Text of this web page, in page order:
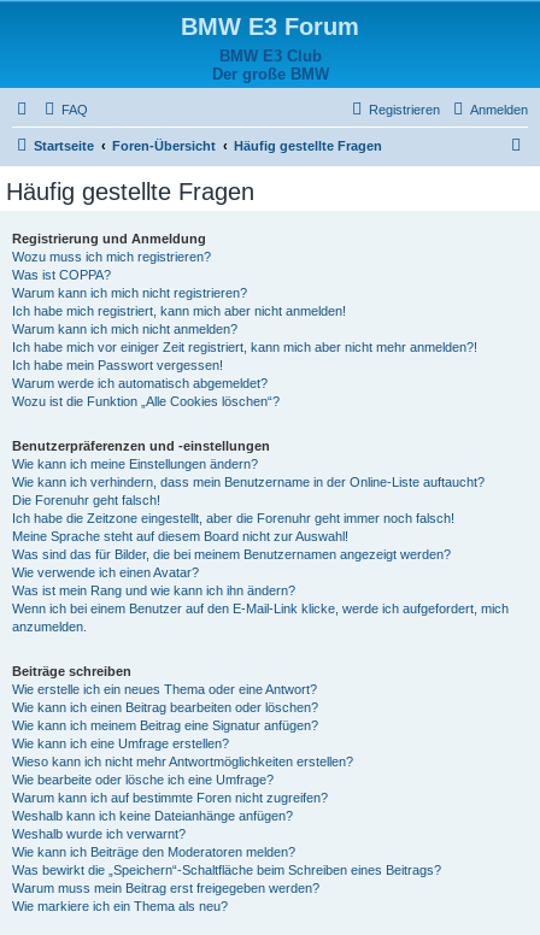
BMW E3 Forum
BMW E3 Club
Der große BMW
FAQ Anmelden
Registrieren
Startseite Foren-Übersicht Häufig gestellte Fragen
Häufig gestellte Fragen
Registrierung und Anmeldung
Wozu muss ich mich registrieren?
Was ist COPPA?
Warum kann ich mich nicht registrieren?
Ich habe mich registriert, kann mich aber nicht anmelden!
Warum kann ich mich nicht anmelden?
Ich habe mich vor einiger Zeit registriert, kann mich aber nicht mehr anmelden?!
Ich habe mein Passwort vergessen!
Warum werde ich automatisch abgemeldet?
Wozu ist die Funktion „Alle Cookies löschen“?
Benutzerpräferenzen und -einstellungen
Wie kann ich meine Einstellungen ändern?
Wie kann ich verhindern, dass mein Benutzername in der Online-Liste auftaucht?
Die Forenuhr geht falsch!
Ich habe die Zeitzone eingestellt, aber die Forenuhr geht immer noch falsch!
Meine Sprache steht auf diesem Board nicht zur Auswahl!
Was sind das für Bilder, die bei meinem Benutzernamen angezeigt werden?
Wie verwende ich einen Avatar?
Was ist mein Rang und wie kann ich ihn ändern?
Wenn ich bei einem Benutzer auf den E-Mail-Link klicke, werde ich aufgefordert, mich
anzumelden.
Beiträge schreiben
Wie erstelle ich ein neues Thema oder eine Antwort?
Wie kann ich einen Beitrag bearbeiten oder löschen?
Wie kann ich meinem Beitrag eine Signatur anfügen?
Wie kann ich eine Umfrage erstellen?
Wieso kann ich nicht mehr Antwortmöglichkeiten erstellen?
Wie bearbeite oder lösche ich eine Umfrage?
Warum kann ich auf bestimmte Foren nicht zugreifen?
Weshalb kann ich keine Dateianhänge anfügen?
Weshalb wurde ich verwarnt?
Wie kann ich Beiträge den Moderatoren melden?
Was bewirkt die „Speichern“-Schaltfläche beim Schreiben eines Beitrags?
Warum muss mein Beitrag erst freigegeben werden?
Wie markiere ich ein Thema als neu?